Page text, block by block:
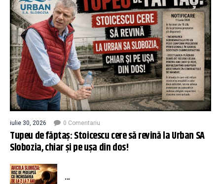
iulie 30, 2026 0 Comentariu
Tupeu de făptaș: Stoicescu cere să revină la Urban SA
Slobozia, chiar și pe ușa din dos!
...